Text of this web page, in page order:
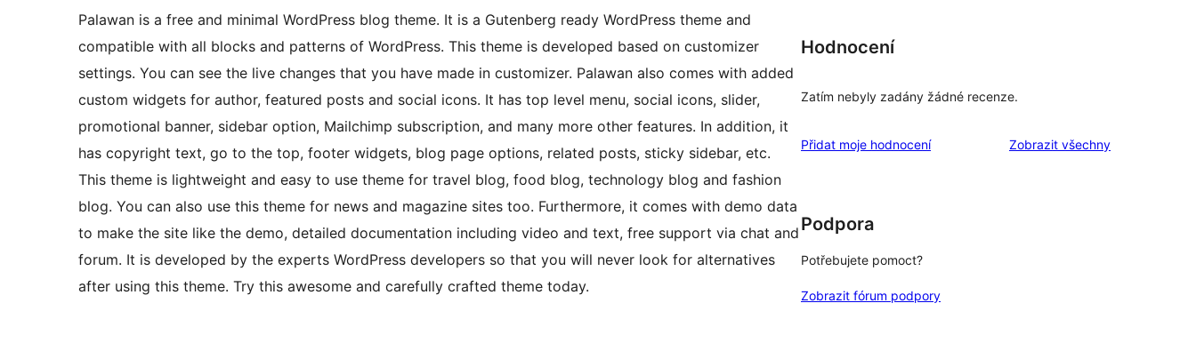
Palawan is a free and minimal WordPress blog theme. It is a Gutenberg ready WordPress theme and
compatible with all blocks and patterns of WordPress. This theme is developed based on customizer
settings. You can see the live changes that you have made in customizer. Palawan also comes with added
custom widgets for author, featured posts and social icons. It has top level menu, social icons, slider,
promotional banner, sidebar option, Mailchimp subscription, and many more other features. In addition, it
has copyright text, go to the top, footer widgets, blog page options, related posts, sticky sidebar, etc.
This theme is lightweight and easy to use theme for travel blog, food blog, technology blog and fashion
blog. You can also use this theme for news and magazine sites too. Furthermore, it comes with demo data
to make the site like the demo, detailed documentation including video and text, free support via chat and
forum. It is developed by the experts WordPress developers so that you will never look for alternatives
after using this theme. Try this awesome and carefully crafted theme today.
Hodnocení
Zatím nebyly zadány žádné recenze.
Přidat moje hodnocení Zobrazit všechnyrecenze
Podpora
Potřebujete pomoct?
Zobrazit fórum podpory